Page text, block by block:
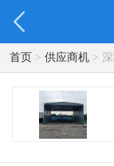
首页> 供应商机> 深